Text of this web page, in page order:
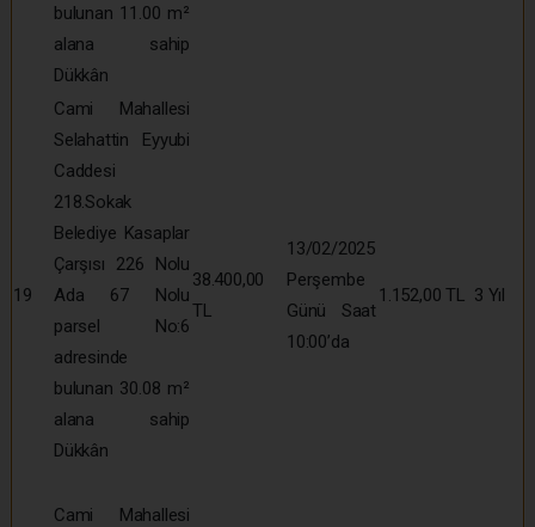
bulunan 11.00 m²
alana sahip
Dükkân
19
Cami Mahallesi
Selahattin Eyyubi
Caddesi
218.Sokak
Belediye Kasaplar
Çarşısı 226 Nolu
Ada 67 Nolu
parsel No:6
adresinde
bulunan 30.08 m²
alana sahip
Dükkân
38.400,00
TL
13/02/2025
Perşembe
Günü Saat
10:00’da
1.152,00 TL 3 Yıl
Cami Mahallesi